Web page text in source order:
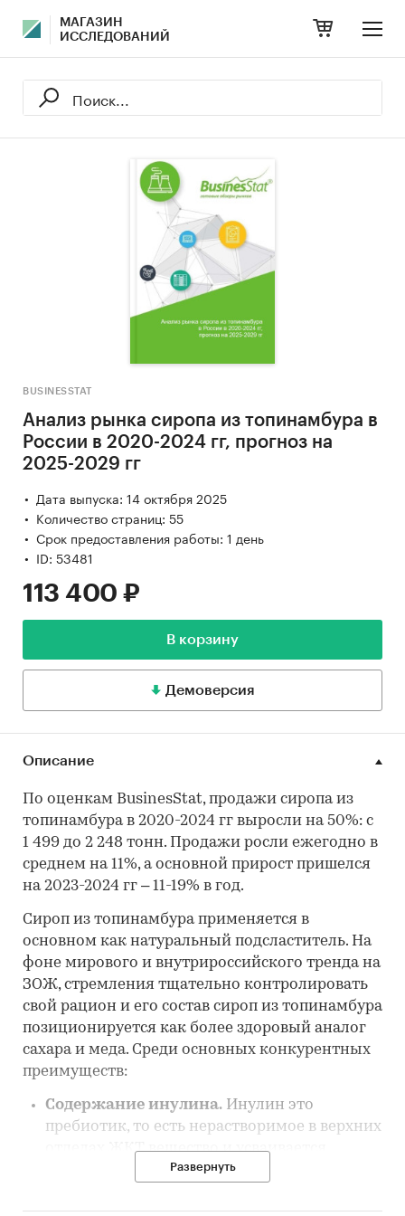
МАГАЗИН
ИССЛЕДОВАНИЙ
BUSINESSTAT
Анализ рынка сиропа из топинамбура в
России в 2020-2024 гг, прогноз на
2025-2029 гг
Дата выпуска: 14 октября 2025
Количество страниц: 55
Срок предоставления работы: 1 день
ID: 53481
113 400 ₽
В корзину
Демоверсия
Описание
По оценкам BusinesStat, продажи сиропа из
топинамбура в 2020-2024 гг выросли на 50%: с
1 499 до 2 248 тонн. Продажи росли ежегодно в
среднем на 11%, а основной прирост пришелся
на 2023-2024 гг – 11-19% в год.
Сироп из топинамбура применяется в
основном как натуральный подсластитель. На
фоне мирового и внутрироссийского тренда на
ЗОЖ, стремления тщательно контролировать
свой рацион и его состав сироп из топинамбура
позиционируется как более здоровый аналог
сахара и меда. Среди основных конкурентных
преимуществ:
Содержание инулина. Инулин это
пребиотик, то есть нерастворимое в верхних
отделах ЖКТ вещество и усваивается
организмом лишь частично. В топинамбуре
Развернуть